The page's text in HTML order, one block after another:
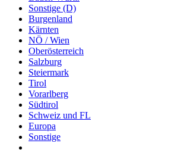
Sonstige (D)
Burgenland
Kärnten
NÖ / Wien
Oberösterreich
Salzburg
Steiermark
Tirol
Vorarlberg
Südtirol
Schweiz und FL
Europa
Sonstige